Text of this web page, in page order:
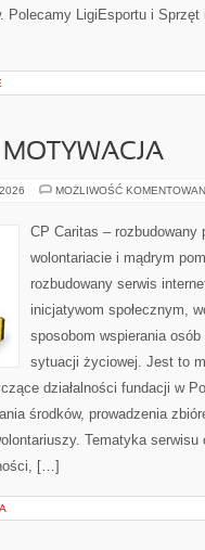
Polecamy LigiEsportu i
MOŻLIWOŚĆ
CP Caritas – rozbudowany
wolontariacie i mądrym
rozbudowany serwis
inicjatywom społecznym,
sposobom wspierania
sytuacji życiowej. Jest to
działalności fundacji w
środków, prowadzenia
Tematyka
[…]